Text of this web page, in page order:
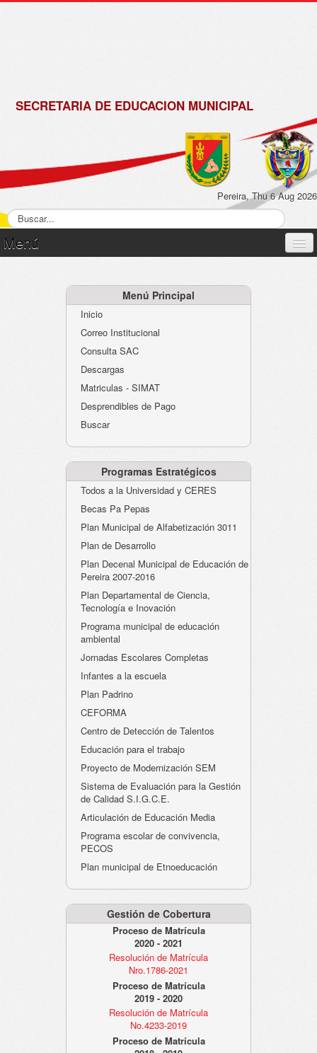
SECRETARIA DE EDUCACION MUNICIPAL
Pereira, Thu 6 Aug 2026
Menú
Atención al Ciudadano
Instituciones Educativas
Despacho Secretaría
Evaluación desempeño
Humano-Cesantías
Menú Principal
Inicio
Correo Institucional
Consulta SAC
Descargas
Matriculas - SIMAT
Desprendibles de Pago
Buscar
Programas Estratégicos
Todos a la Universidad y CERES
Becas Pa Pepas
Plan Municipal de Alfabetización 3011
Plan de Desarrollo
Plan Decenal Municipal de Educación de
Pereira 2007-2016
Plan Departamental de Ciencia,
Tecnología e Inovación
Programa municipal de educación
ambiental
Jornadas Escolares Completas
Infantes a la escuela
Plan Padrino
CEFORMA
Centro de Detección de Talentos
Educación para el trabajo
Proyecto de Modernización SEM
Sistema de Evaluación para la Gestión
de Calidad S.I.G.C.E.
Articulación de Educación Media
Programa escolar de convivencia,
PECOS
Plan municipal de Etnoeducación
Gestión de Cobertura
Proceso de Matrícula
2020 - 2021
Resolución de Matrícula
Nro.1786-2021
Proceso de Matrícula
2019 - 2020
Resolución de Matrícula
No.4233-2019
Proceso de Matrícula
de